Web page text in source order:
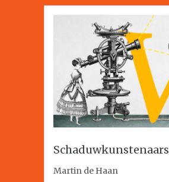
Schaduwkunstenaars
Martin de Haan